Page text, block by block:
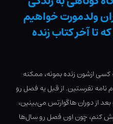
ولدمورت خواهیم
تا آخر کتاب زنده
ازشون زنده بمونه، ممکنه
نفرستین. از قبل یه فصل رو
از دوران هاگوارتس می‌بینین،
کنم، چون اون فصل رو سال‌ها